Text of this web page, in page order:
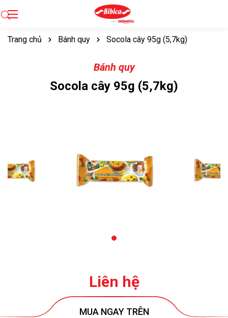
Trang chủ Bánh quy Socola cây 95g (5,7kg)
Bánh quy
Socola cây 95g (5,7kg)
Liên hệ
MUA NGAY TRÊN